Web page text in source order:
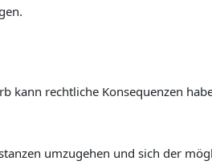
rechtliche Konsequenzen
umzugehen und sich der